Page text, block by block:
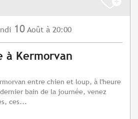
10 Août à 20:00
à Kermorvan
entre chien et loup, à l'heure
bain de la journée, venez
ces...